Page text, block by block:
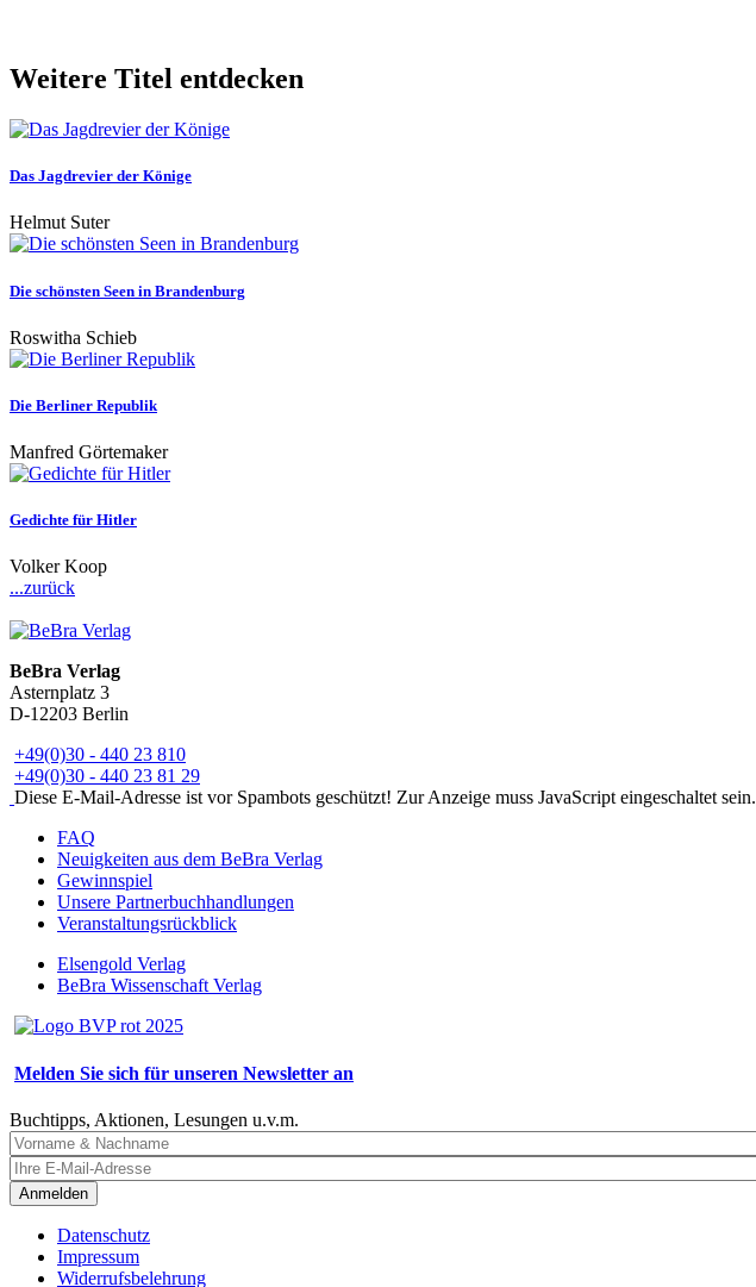
Weitere Titel entdecken
Das Jagdrevier der Könige
Helmut Suter
Die schönsten Seen in Brandenburg
Roswitha Schieb
Die Berliner Republik
Manfred Görtemaker
Gedichte für Hitler
Volker Koop
...zurück
BeBra Verlag
Asternplatz 3
D-12203 Berlin
+49(0)30 - 440 23 810
+49(0)30 - 440 23 81 29
Diese E-Mail-Adresse ist vor Spambots geschützt! Zur Anzeige muss JavaScript eingeschaltet sein.
FAQ
Neuigkeiten aus dem BeBra Verlag
Gewinnspiel
Unsere Partnerbuchhandlungen
Veranstaltungsrückblick
Elsengold Verlag
BeBra Wissenschaft Verlag
Melden Sie sich für unseren Newsletter an
Buchtipps, Aktionen, Lesungen u.v.m.
Anmelden
Datenschutz
Impressum
Widerrufsbelehrung